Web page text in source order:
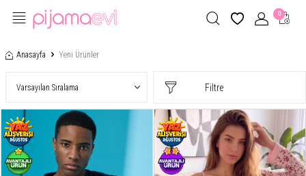
0
Anasayfa Yeni Ürünler
Filtre